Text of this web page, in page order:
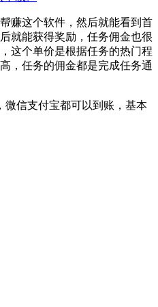
赚这个软件，然后就能看到首
就能获得奖励，任务佣金也很
这个单价是根据任务的热门程
，任务的佣金都是完成任务通
微信支付宝都可以到账，基本